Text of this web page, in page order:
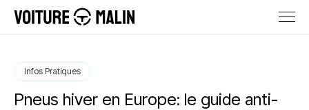
Infos Pratiques
Pneus hiver en Europe: le guide anti-